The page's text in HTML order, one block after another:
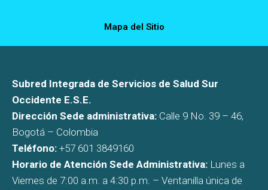
Mapa del Sitio
Subred Integrada de Servicios de Salud Sur
Occidente E.S.E.
Dirección Sede administrativa: Calle 9 No. 39 – 46,
Bogotá – Colombia
Teléfono: +57 601 3849160
Horario de Atención Sede Administrativa: Lunes a
Viernes de 7:00 a.m. a 4:30 p.m. – Ventanilla única de